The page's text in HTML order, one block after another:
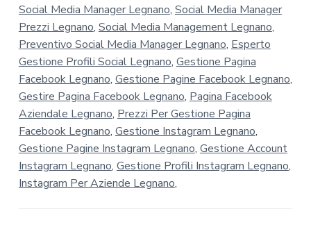
Social Media Manager Legnano, Social Media Manager
Prezzi Legnano, Social Media Management Legnano,
Preventivo Social Media Manager Legnano, Esperto
Gestione Profili Social Legnano, Gestione Pagina
Facebook Legnano, Gestione Pagine Facebook Legnano,
Gestire Pagina Facebook Legnano, Pagina Facebook
Aziendale Legnano, Prezzi Per Gestione Pagina
Facebook Legnano, Gestione Instagram Legnano,
Gestione Pagine Instagram Legnano, Gestione Account
Instagram Legnano, Gestione Profili Instagram Legnano,
Instagram Per Aziende Legnano,